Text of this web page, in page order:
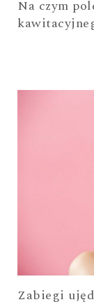
Na czym
Zabiegi